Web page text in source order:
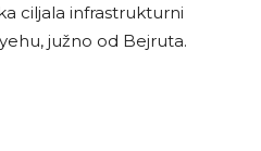
ciljala infrastrukturni
južno od Bejruta.